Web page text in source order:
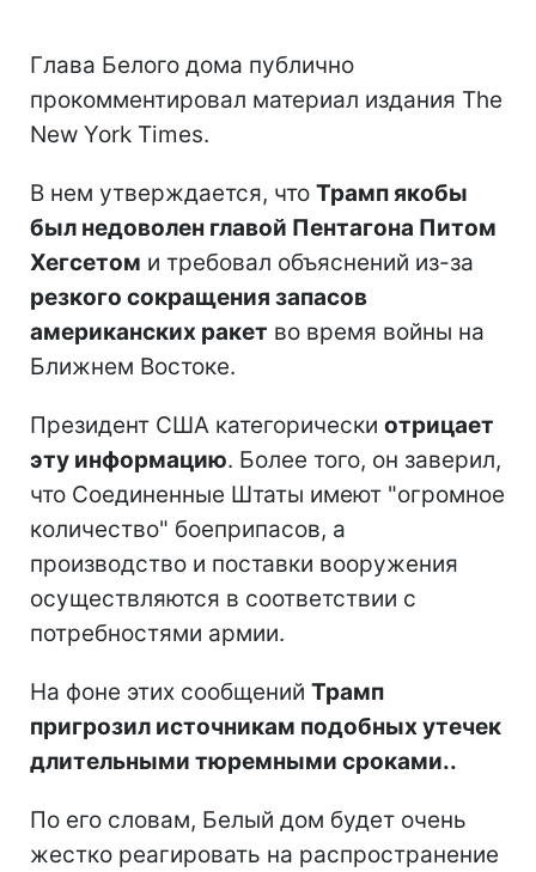
Глава Белого дома публично
прокомментировал материал издания The
New York Times.
В нем утверждается, что Трамп якобы
был недоволен главой Пентагона Питом
Хегсетом и требовал объяснений из-за
резкого сокращения запасов
американских ракет во время войны на
Ближнем Востоке.
Президент США категорически отрицает
эту информацию. Более того, он заверил,
что Соединенные Штаты имеют "огромное
количество" боеприпасов, а
производство и поставки вооружения
осуществляются в соответствии с
потребностями армии.
На фоне этих сообщений Трамп
пригрозил источникам подобных утечек
длительными тюремными сроками..
По его словам, Белый дом будет очень
жестко реагировать на распространение